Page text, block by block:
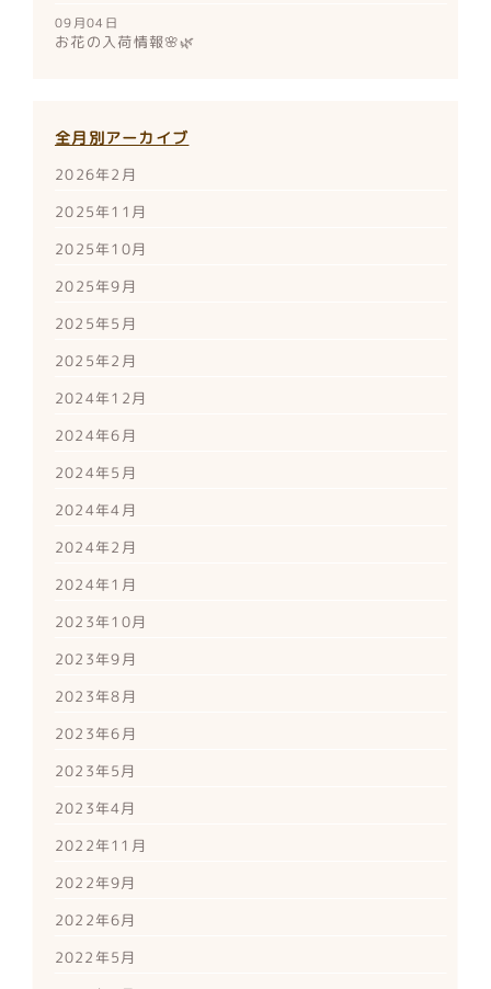
09月04日
お花の入荷情報🌸🌿
全月別アーカイブ
2026年2月
2025年11月
2025年10月
2025年9月
2025年5月
2025年2月
2024年12月
2024年6月
2024年5月
2024年4月
2024年2月
2024年1月
2023年10月
2023年9月
2023年8月
2023年6月
2023年5月
2023年4月
2022年11月
2022年9月
2022年6月
2022年5月